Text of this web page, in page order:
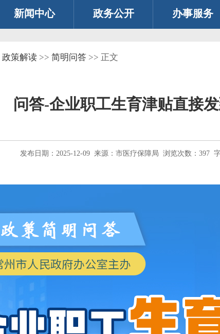
新闻中心 政务公开 办事服务
政策解读>> 简明问答>> 正文
问答-企业职工生育津贴直接
发布日期：2025-12-09 来源： 市医疗保障局 浏览次数： 397字